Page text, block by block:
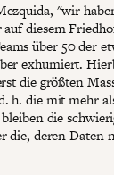
"wir
diesem
über 50 der
exhumiert.
die größten
h. die mit mehr
die
die, deren Daten